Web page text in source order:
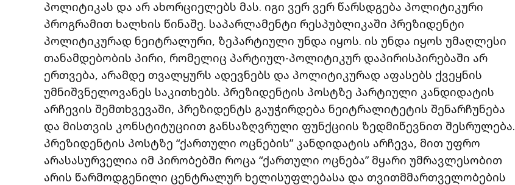
პოლიტიკას და არ ახორციელებს მას. იგი ვერ ვერ წარსდგება პოლიტიკური
პროგრამით ხალხის წინაშე. საპარლამენტი რესპუბლიკაში პრეზიდენტი
პოლიტიკურად ნეიტრალური, ზეპარტიული უნდა იყოს. ის უნდა იყოს უმაღლესი
თანამდებობის პირი, რომელიც პარტიულ-პოლიტიკურ დაპირისპირებაში არ
ერთვება, არამდე თვალყურს ადევნებს და პოლიტიკურად აფასებს ქვეყნის
უმნიშვნელოვანეს საკითხებს. პრეზიდენტის პოსტზე პარტიული კანდიდატის
არჩევის შემთხვევაში, პრეზიდენტს გაუჭირდება ნეიტრალიტეტის შენარჩუნება
და მისთვის კონსტიტუციით განსაზღვრული ფუნქციის ზედმიწევნით შესრულება.
პრეზიდენტის პოსტზე “ქართული ოცნების” კანდიდატის არჩევა, მით უფრო
არასასურველია იმ პირობებში როცა “ქართული ოცნება” მყარი უმრავლესობით
არის წარმოდგენილი ცენტრალურ ხელისუფლებასა და თვითმმართველობების